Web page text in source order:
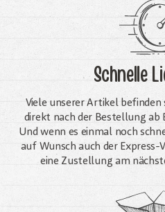
Schnelle
Viele unserer Artikel
direkt nach der Bestellung ab
Und wenn es einmal noch
auf Wunsch auch der Express-
eine Zustellung am